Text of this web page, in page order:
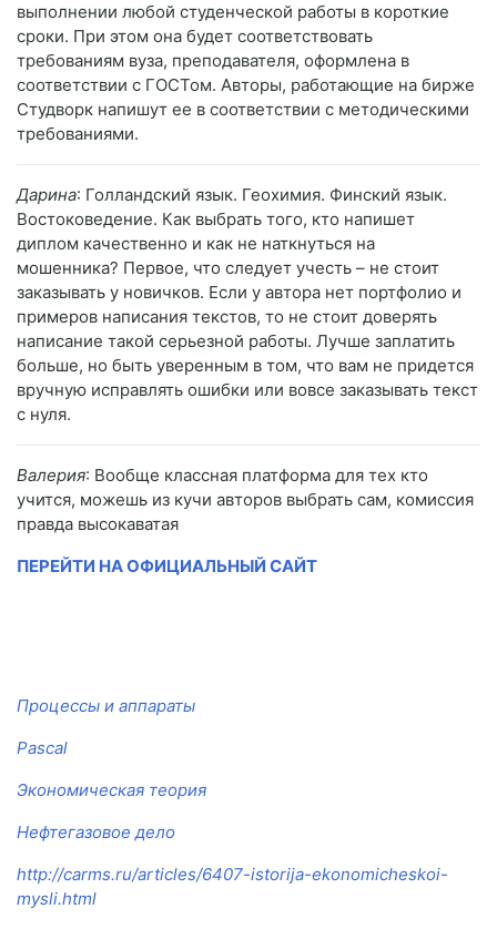
выполнении любой студенческой работы в короткие
сроки. При этом она будет соответствовать
требованиям вуза, преподавателя, оформлена в
соответствии с ГОСТом. Авторы, работающие на бирже
Студворк напишут ее в соответствии с методическими
требованиями.
Дарина: Голландский язык. Геохимия. Финский язык.
Востоковедение. Как выбрать того, кто напишет
диплом качественно и как не наткнуться на
мошенника? Первое, что следует учесть – не стоит
заказывать у новичков. Если у автора нет портфолио и
примеров написания текстов, то не стоит доверять
написание такой серьезной работы. Лучше заплатить
больше, но быть уверенным в том, что вам не придется
вручную исправлять ошибки или вовсе заказывать текст
с нуля.
Валерия: Вообще классная платформа для тех кто
учится, можешь из кучи авторов выбрать сам, комиссия
правда высокаватая
ПЕРЕЙТИ НА ОФИЦИАЛЬНЫЙ САЙТ
Процессы и аппараты
Pascal
Экономическая теория
Нефтегазовое дело
http://carms.ru/articles/6407-istorija-ekonomicheskoi-
mysli.html